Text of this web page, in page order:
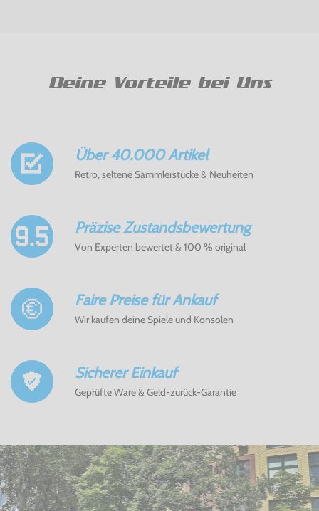
Deine Vorteile bei Uns
Über 40.000 Artikel
Retro, seltene Sammlerstücke & Neuheiten
Präzise Zustandsbewertung
Von Experten bewertet & 100 % original
Faire Preise für Ankauf
Wir kaufen deine Spiele und Konsolen
Sicherer Einkauf
Geprüfte Ware & Geld-zurück-Garantie